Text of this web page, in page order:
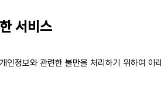
서비스
인정보와 관련한 불만을 처리하기 위하여